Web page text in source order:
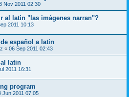
Nov 2011 02:30
al latin "las imágenes narran"?
2011 10:13
español a latin
« 06 Sep 2011 02:43
latin
2011 16:31
program
Jun 2011 07:05